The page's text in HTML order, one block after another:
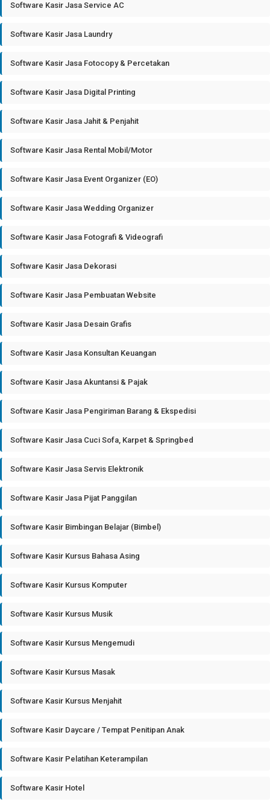
Software Kasir Jasa Service AC
Software Kasir Jasa Laundry
Software Kasir Jasa Fotocopy & Percetakan
Software Kasir Jasa Digital Printing
Software Kasir Jasa Jahit & Penjahit
Software Kasir Jasa Rental Mobil/Motor
Software Kasir Jasa Event Organizer (EO)
Software Kasir Jasa Wedding Organizer
Software Kasir Jasa Fotografi & Videografi
Software Kasir Jasa Dekorasi
Software Kasir Jasa Pembuatan Website
Software Kasir Jasa Desain Grafis
Software Kasir Jasa Konsultan Keuangan
Software Kasir Jasa Akuntansi & Pajak
Software Kasir Jasa Pengiriman Barang & Ekspedisi
Software Kasir Jasa Cuci Sofa, Karpet & Springbed
Software Kasir Jasa Servis Elektronik
Software Kasir Jasa Pijat Panggilan
Software Kasir Bimbingan Belajar (Bimbel)
Software Kasir Kursus Bahasa Asing
Software Kasir Kursus Komputer
Software Kasir Kursus Musik
Software Kasir Kursus Mengemudi
Software Kasir Kursus Masak
Software Kasir Kursus Menjahit
Software Kasir Daycare / Tempat Penitipan Anak
Software Kasir Pelatihan Keterampilan
Software Kasir Hotel